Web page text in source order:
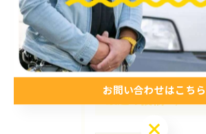
コラム
プライベート
最近の投稿
お問い合わせはこちら
お問い合わせはこちら